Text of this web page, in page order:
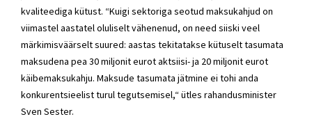
kvaliteediga kütust. “Kuigi sektoriga seotud maksukahjud on
viimastel aastatel oluliselt vähenenud, on need siiski veel
märkimisväärselt suured: aastas tekitatakse kütuselt tasumata
maksudena pea 30 miljonit eurot aktsiisi- ja 20 miljonit eurot
käibemaksukahju. Maksude tasumata jätmine ei tohi anda
konkurentsieelist turul tegutsemisel,“ ütles rahandusminister
Sven Sester.